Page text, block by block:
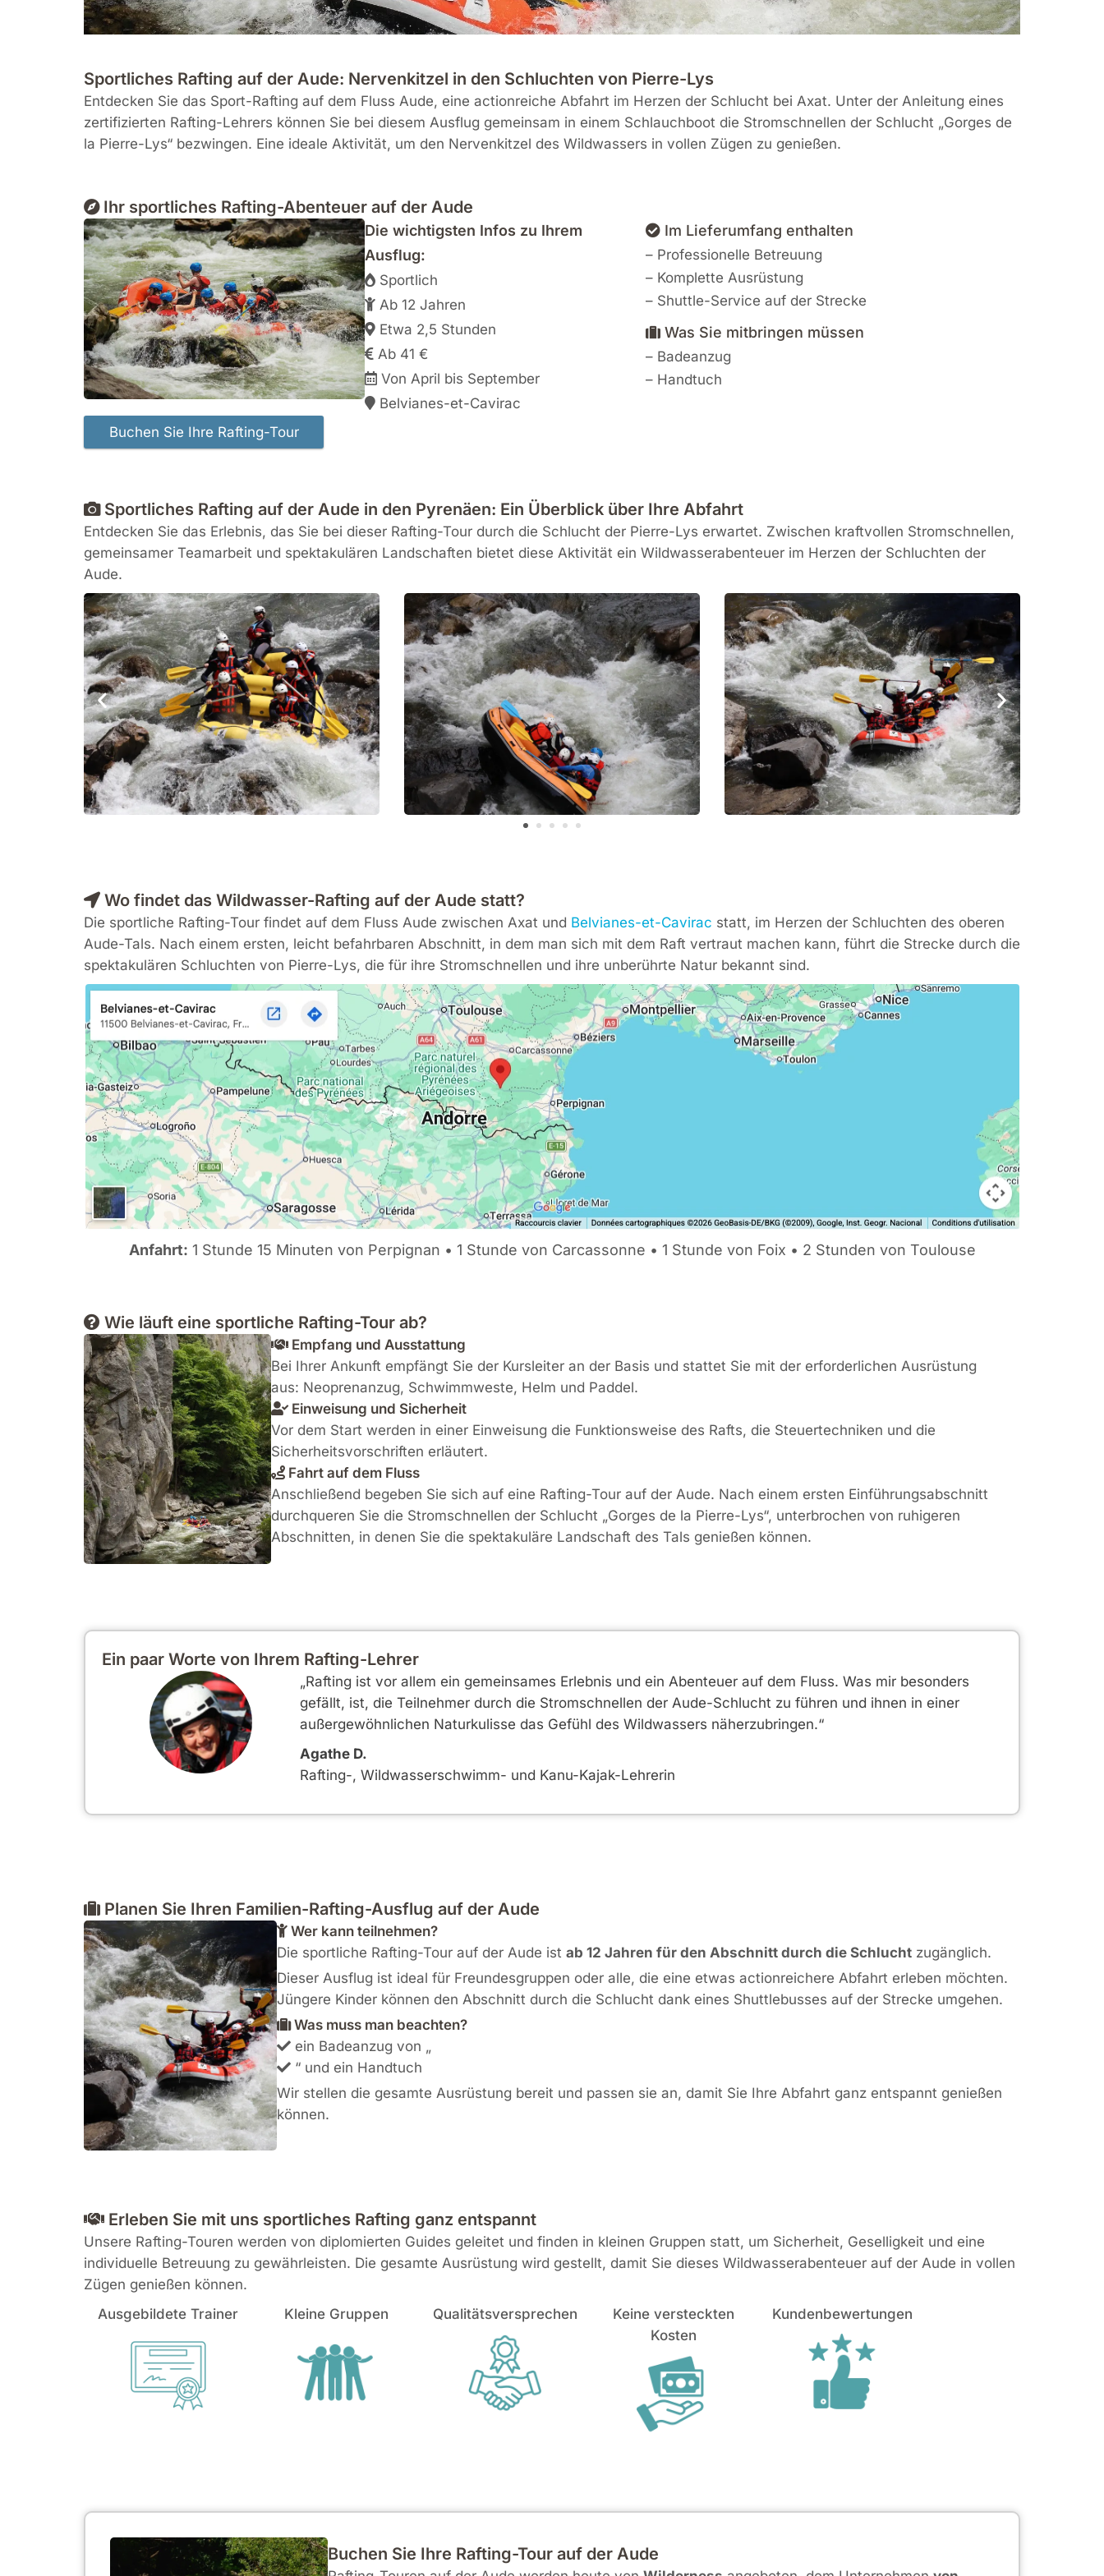
Sportliches Rafting auf der Aude: Nervenkitzel in den Schluchten von Pierre-Lys
Entdecken Sie das Sport-Rafting auf dem Fluss Aude, eine actionreiche Abfahrt im Herzen der Schlucht bei Axat. Unter der Anleitung eines
zertifizierten Rafting-Lehrers können Sie bei diesem Ausflug gemeinsam in einem Schlauchboot die Stromschnellen der Schlucht „Gorges de
la Pierre-Lys“ bezwingen. Eine ideale Aktivität, um den Nervenkitzel des Wildwassers in vollen Zügen zu genießen.
Ihr sportliches Rafting-Abenteuer auf der Aude
Die wichtigsten Infos zu Ihrem
Ausflug:
Sportlich
Ab 12 Jahren
Etwa 2,5 Stunden
Ab 41 €
Von April bis September
Belvianes-et-Cavirac
Im Lieferumfang enthalten
– Professionelle Betreuung
– Komplette Ausrüstung
– Shuttle-Service auf der Strecke
Was Sie mitbringen müssen
– Badeanzug
– Handtuch
Sportliches Rafting auf der Aude in den Pyrenäen: Ein Überblick über Ihre Abfahrt
Entdecken Sie das Erlebnis, das Sie bei dieser Rafting-Tour durch die Schlucht der Pierre-Lys erwartet. Zwischen kraftvollen Stromschnellen,
gemeinsamer Teamarbeit und spektakulären Landschaften bietet diese Aktivität ein Wildwasserabenteuer im Herzen der Schluchten der
Aude.
Wo findet das Wildwasser-Rafting auf der Aude statt?
Die sportliche Rafting-Tour findet auf dem Fluss Aude zwischen Axat und Belvianes-et-Cavirac statt, im Herzen der Schluchten des oberen
Aude-Tals. Nach einem ersten, leicht befahrbaren Abschnitt, in dem man sich mit dem Raft vertraut machen kann, führt die Strecke durch die
spektakulären Schluchten von Pierre-Lys, die für ihre Stromschnellen und ihre unberührte Natur bekannt sind.
Anfahrt: 1 Stunde 15 Minuten von Perpignan • 1 Stunde von Carcassonne • 1 Stunde von Foix • 2 Stunden von Toulouse
Wie läuft eine sportliche Rafting-Tour ab?
Empfang und Ausstattung
Bei Ihrer Ankunft empfängt Sie der Kursleiter an der Basis und stattet Sie mit der erforderlichen Ausrüstung
aus: Neoprenanzug, Schwimmweste, Helm und Paddel.
Einweisung und Sicherheit
Vor dem Start werden in einer Einweisung die Funktionsweise des Rafts, die Steuertechniken und die
Sicherheitsvorschriften erläutert.
Fahrt auf dem Fluss
Anschließend begeben Sie sich auf eine Rafting-Tour auf der Aude. Nach einem ersten Einführungsabschnitt
durchqueren Sie die Stromschnellen der Schlucht „Gorges de la Pierre-Lys“, unterbrochen von ruhigeren
Abschnitten, in denen Sie die spektakuläre Landschaft des Tals genießen können.
„Rafting ist vor allem ein gemeinsames Erlebnis und ein Abenteuer auf dem Fluss. Was mir besonders
gefällt, ist, die Teilnehmer durch die Stromschnellen der Aude-Schlucht zu führen und ihnen in einer
außergewöhnlichen Naturkulisse das Gefühl des Wildwassers näherzubringen.“
Agathe D.
Rafting-, Wildwasserschwimm- und Kanu-Kajak-Lehrerin
Ein paar Worte von Ihrem Rafting-Lehrer
Planen Sie Ihren Familien-Rafting-Ausflug auf der Aude
Wer kann teilnehmen?
Die sportliche Rafting-Tour auf der Aude istab 12 Jahren für den Abschnitt durch die Schlucht zugänglich.
Dieser Ausflug ist ideal für Freundesgruppen oder alle, die eine etwas actionreichere Abfahrt erleben möchten.
Jüngere Kinder können den Abschnitt durch die Schlucht dank eines Shuttlebusses auf der Strecke umgehen.
Was muss man beachten?
ein Badeanzug von „
“ und ein Handtuch
Wir stellen die gesamte Ausrüstung bereit und passen sie an, damit Sie Ihre Abfahrt ganz entspannt genießen
können.
Erleben Sie mit uns sportliches Rafting ganz entspannt
Unsere Rafting-Touren werden von diplomierten Guides geleitet und finden in kleinen Gruppen statt, um Sicherheit, Geselligkeit und eine
individuelle Betreuung zu gewährleisten. Die gesamte Ausrüstung wird gestellt, damit Sie dieses Wildwasserabenteuer auf der Aude in vollen
Zügen genießen können.
Ausgebildete Trainer
Kleine Gruppen Qualitätsversprechen
Keine versteckten
Kosten
Kundenbewertungen
Buchen Sie Ihre Rafting-Tour auf der Aude